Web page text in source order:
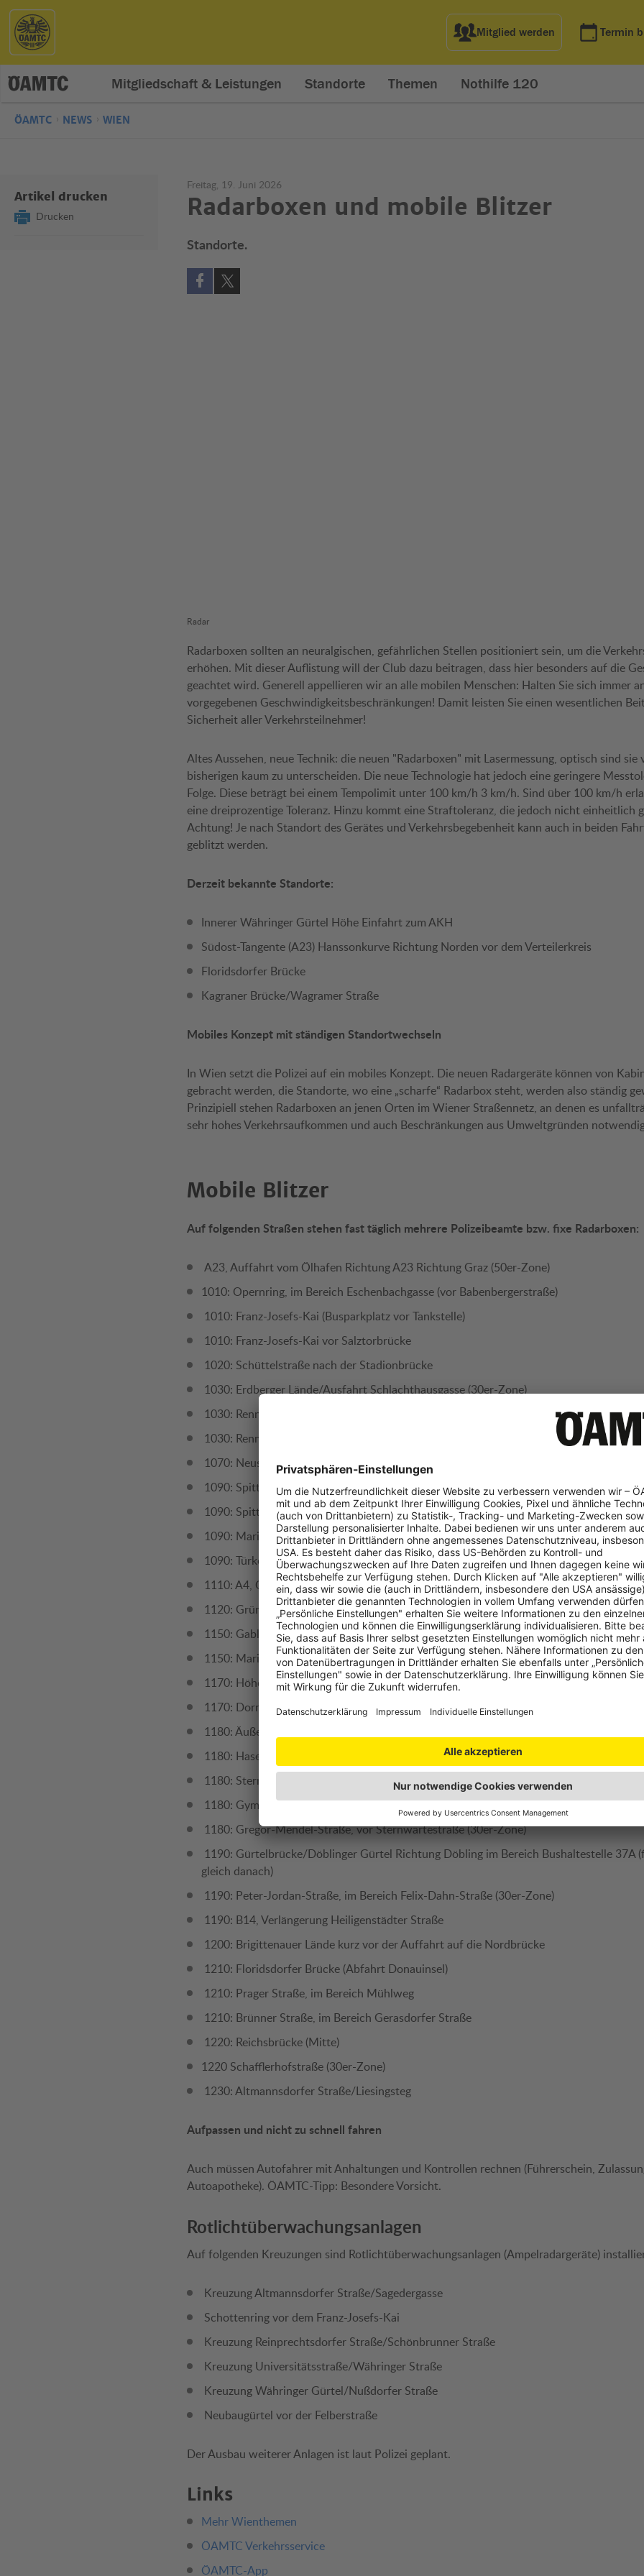
Mitglied werden Termin
Mitgliedschaft & Leistungen Standorte Themen Nothilfe 120
ÖAMTC NEWS WIEN
Artikel drucken
Drucken
Freitag, 19. Juni 2026
Radarboxen und mobile Blitzer
Standorte.
Auf Facebook teilen (öffnet in neuem Fenster)
Auf X teilen (öffnet in neuem Fenster)
Radar
Radarboxen sollten an neuralgischen, gefährlichen Stellen positioniert sein, um die
erhöhen. Mit dieser Auflistung will der Club dazu beitragen, dass hier besonders auf die
geachtet wird. Generell appellieren wir an alle mobilen Menschen: Halten Sie sich immer
vorgegebenen Geschwindigkeitsbeschränkungen! Damit leisten Sie einen wesentlichen
Sicherheit aller Verkehrsteilnehmer!
Altes Aussehen, neue Technik: die neuen "Radarboxen" mit Lasermessung, optisch sind sie
bisherigen kaum zu unterscheiden. Die neue Technologie hat jedoch eine geringere
Folge. Diese beträgt bei einem Tempolimit unter 100 km/h 3 km/h. Sind über 100 km/h
eine dreiprozentige Toleranz. Hinzu kommt eine Straftoleranz, die jedoch nicht einheitlich
Achtung! Je nach Standort des Gerätes und Verkehrsbegebenheit kann auch in beiden
geblitzt werden.
Derzeit bekannte Standorte:
Innerer Währinger Gürtel Höhe Einfahrt zum AKH
Südost-Tangente (A23) Hanssonkurve Richtung Norden vor dem Verteilerkreis
Floridsdorfer Brücke
Kagraner Brücke/Wagramer Straße
Mobiles Konzept mit ständigen Standortwechseln
In Wien setzt die Polizei auf ein mobiles Konzept. Die neuen Radargeräte können von
gebracht werden, die Standorte, wo eine „scharfe“ Radarbox steht, werden also ständig
Prinzipiell stehen Radarboxen an jenen Orten im Wiener Straßennetz, an denen es
sehr hohes Verkehrsaufkommen und auch Beschränkungen aus Umweltgründen
Mobile Blitzer
Auf folgenden Straßen stehen fast täglich mehrere Polizeibeamte bzw. fixe Radarboxen:
A23, Auffahrt vom Ölhafen Richtung A23 Richtung Graz (50er-Zone)
1010: Opernring, im Bereich Eschenbachgasse (vor Babenbergerstraße)
1010: Franz-Josefs-Kai (Busparkplatz vor Tankstelle)
1010: Franz-Josefs-Kai vor Salztorbrücke
1020: Schüttelstraße nach der Stadionbrücke
1030: Erdberger Lände/Ausfahrt Schlachthausgasse (30er-Zone)
1030: Rennweg/Litfaßstraße
1030: Rennweg/Adolf-Blamauer-Straße
1070: Neustiftgasse/Mechitaristengasse (30er-Zone)
1090: Spittelauer Lände im Bereich ehemalige Wirtschaftsuniversität (fixes Radar)
1090: Spittelauer Lände, Ecke Tepserngasse (nach der ehemaligen
1090: Maria-Theresien-Straße, im Bereich Deutschmeisterplatz
1090: Türkenstraße, im Bereich Hahngasse (30er-Zone)
1110: A4, Ost Autobahn, KM 4,6 Richtung Wien
1120: Grünbergstraße, im Bereich Hohenbergstraße
1150: Gablenzgasse, im Bereich Spetterbrücke
1150: Mariahilfer Gürtel nach Palmgasse
1170: Höhenstraße, im Bereich Waldrandsiedlung (30er-Zone)
1170: Dornbacher Straße, im Bereich Waldegghofgasse (30er-Zone)
1180: Äußerer Währinger Gürtel, im Bereich Kreuzgasse
1180: Hasenauerstraße, im Bereich Türkenschanzpark (30er-Zone)
1180: Sternwartestraße, im Bereich Gregor-Mendel-Straße (30er-Zone)
1180: Gymnasiumstraße, im Bereich Währinger Park (30er-Zone)
1180: Gregor-Mendel-Straße, vor Sternwartestraße (30er-Zone)
1190: Gürtelbrücke/Döblinger Gürtel Richtung Döbling im Bereich Bushaltestelle 37A
gleich danach)
1190: Peter-Jordan-Straße, im Bereich Felix-Dahn-Straße (30er-Zone)
1190: B14, Verlängerung Heiligenstädter Straße
1200: Brigittenauer Lände kurz vor der Auffahrt auf die Nordbrücke
1210: Floridsdorfer Brücke (Abfahrt Donauinsel)
1210: Prager Straße, im Bereich Mühlweg
1210: Brünner Straße, im Bereich Gerasdorfer Straße
1220: Reichsbrücke (Mitte)
1220 Schafflerhofstraße (30er-Zone)
1230: Altmannsdorfer Straße/Liesingsteg
Aufpassen und nicht zu schnell fahren
Auch müssen Autofahrer mit Anhaltungen und Kontrollen rechnen (Führerschein,
Autoapotheke). ÖAMTC-Tipp: Besondere Vorsicht.
Rotlichtüberwachungsanlagen
Auf folgenden Kreuzungen sind Rotlichtüberwachungsanlagen (Ampelradargeräte)
Kreuzung Altmannsdorfer Straße/Sagedergasse
Schottenring vor dem Franz-Josefs-Kai
Kreuzung Reinprechtsdorfer Straße/Schönbrunner Straße
Kreuzung Universitätsstraße/Währinger Straße
Kreuzung Währinger Gürtel/Nußdorfer Straße
Neubaugürtel vor der Felberstraße
Der Ausbau weiterer Anlagen ist laut Polizei geplant.
Links
Mehr Wienthemen
ÖAMTC Verkehrsservice
ÖAMTC-App